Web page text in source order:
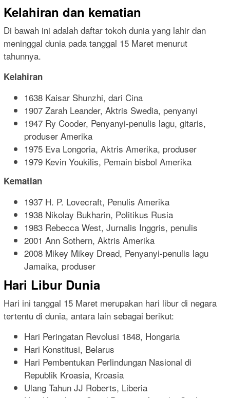
Kelahiran dan kematian
Di bawah ini adalah daftar tokoh dunia yang lahir dan
meninggal dunia pada tanggal 15 Maret menurut
tahunnya.
Kelahiran
1638 Kaisar Shunzhi, dari Cina
1907 Zarah Leander, Aktris Swedia, penyanyi
1947 Ry Cooder, Penyanyi-penulis lagu, gitaris,
produser Amerika
1975 Eva Longoria, Aktris Amerika, produser
1979 Kevin Youkilis, Pemain bisbol Amerika
Kematian
1937 H. P. Lovecraft, Penulis Amerika
1938 Nikolay Bukharin, Politikus Rusia
1983 Rebecca West, Jurnalis Inggris, penulis
2001 Ann Sothern, Aktris Amerika
2008 Mikey Mikey Dread, Penyanyi-penulis lagu
Jamaika, produser
Hari Libur Dunia
Hari ini tanggal 15 Maret merupakan hari libur di negara
tertentu di dunia, antara lain sebagai berikut:
Hari Peringatan Revolusi 1848, Hongaria
Hari Konstitusi, Belarus
Hari Pembentukan Perlindungan Nasional di
Republik Kroasia, Kroasia
Ulang Tahun JJ Roberts, Liberia